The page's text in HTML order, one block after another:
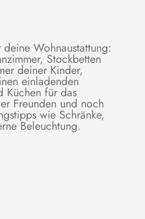
Wohnaustattung:
Stockbetten
deiner Kinder,
einladenden
Küchen für das
Freunden und noch
wie Schränke,
Beleuchtung.